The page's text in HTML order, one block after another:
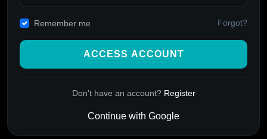
Remember me Forgot?
ACCESS ACCOUNT
Don't have an account? Register
Continue with Google